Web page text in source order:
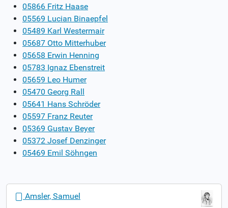
05866 Fritz Haase
05569 Lucian Binaepfel
05489 Karl Westermair
05687 Otto Mitterhuber
05658 Erwin Henning
05783 Ignaz Ebenstreit
05659 Leo Humer
05470 Georg Rall
05641 Hans Schröder
05597 Franz Reuter
05369 Gustav Beyer
05372 Josef Denzinger
05469 Emil Söhngen
Amsler, Samuel